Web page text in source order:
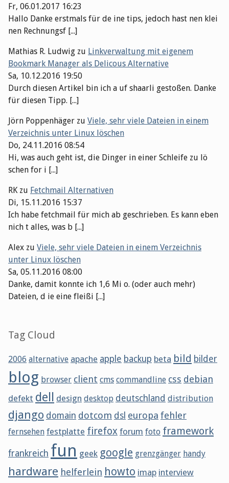
Fr, 06.01.2017 16:23
Hallo Danke erstmals für de ine tips, jedoch hast nen klei
nen Rechnungsf [...]
Mathias R. Ludwig zu Linkverwaltung mit eigenem
Bookmark Manager als Delicous Alternative
Sa, 10.12.2016 19:50
Durch diesen Artikel bin ich a uf shaarli gestoßen. Danke
für diesen Tipp. [...]
Jörn Poppenhäger zu Viele, sehr viele Dateien in einem
Verzeichnis unter Linux löschen
Do, 24.11.2016 08:54
Hi, was auch geht ist, die Dinger in einer Schleife zu lö
schen for i [...]
RKzu Fetchmail Alternativen
Di, 15.11.2016 15:37
Ich habe fetchmail für mich ab geschrieben. Es kann eben
nich t alles, was b [...]
Alex zu Viele, sehr viele Dateien in einem Verzeichnis
unter Linux löschen
Sa, 05.11.2016 08:00
Danke, damit konnte ich 1,6 Mi o. (oder auch mehr)
Dateien, d ie eine fleißi [...]
Tag Cloud
2006 alternative apache apple backup beta bild bilder
blog browser client cms commandline css debian
defekt dell design desktop deutschland distribution
django domain dotcom dsl europa fehler
fernsehen festplatte firefox forum foto framework
frankreich fun geek google grenzgänger handy
hardware helferlein howto imap interview